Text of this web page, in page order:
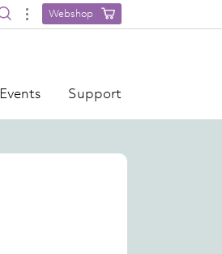
Webshop
Events Support